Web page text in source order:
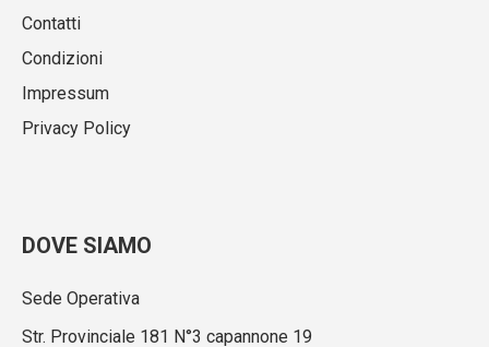
Contatti
Condizioni
Impressum
Privacy Policy
DOVE SIAMO
Sede Operativa
Str. Provinciale 181 N°3 capannone 19